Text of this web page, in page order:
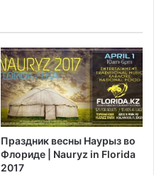
Праздник весны Наурыз во
Флориде | Nauryz in Florida
2017